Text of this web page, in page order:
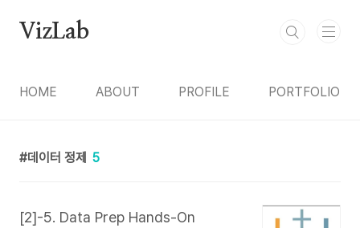
VizLab
HOME ABOUT PROFILE PORTFOLIO
데이터 정제 5
[2]-5. Data Prep Hands-On